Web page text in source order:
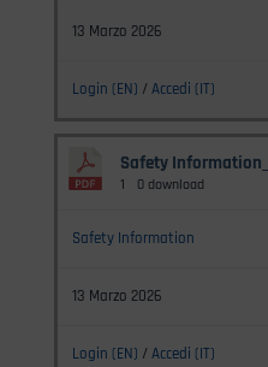
13 Marzo 2026
Login (EN) /Accedi (IT)
Safety
1 0 download
Safety Information
13 Marzo 2026
Login (EN) /Accedi (IT)